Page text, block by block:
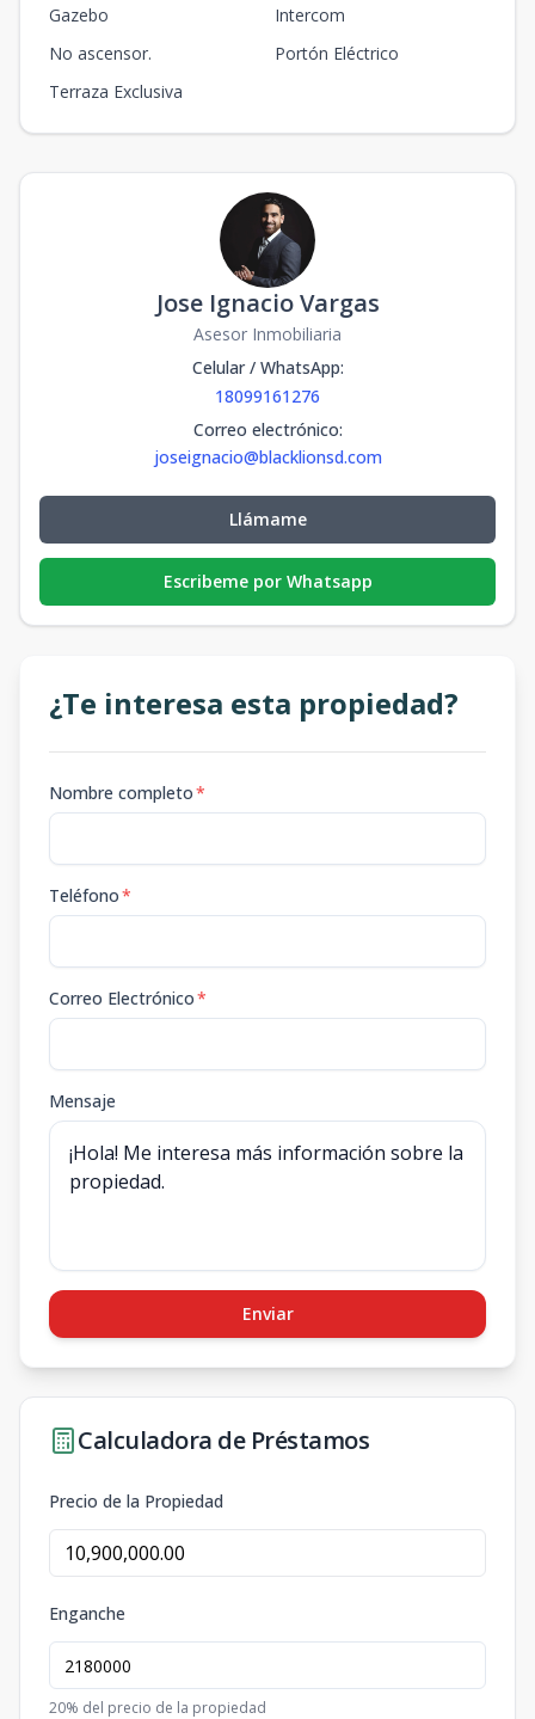
Gazebo
Intercom
No ascensor.
Portón Eléctrico
Terraza Exclusiva
Jose Ignacio Vargas
Asesor Inmobiliaria
Celular / WhatsApp:
18099161276
Correo electrónico:
joseignacio@blacklionsd.com
Llámame
Escribeme por Whatsapp
¿Te interesa esta propiedad?
Nombre completo*
Teléfono*
Correo Electrónico*
Mensaje
Enviar
Calculadora de Préstamos
Precio de la Propiedad
Enganche
20% del precio de la propiedad